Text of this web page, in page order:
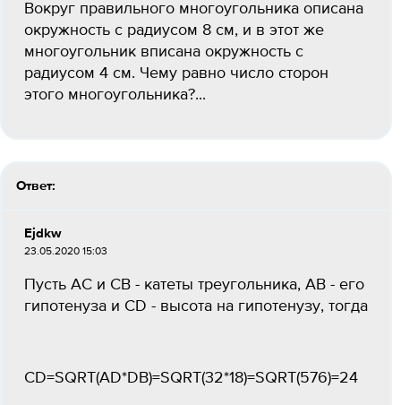
Вокруг правильного многоугольника описана
окружность с радиусом 8 см, и в этот же
многоугольник вписана окружность с
радиусом 4 см. Чему равно число сторон
этого многоугольника?...
Ответ:
Ejdkw
23.05.2020 15:03
Пусть AC и CB - катеты треугольника, AB - его
гипотенуза и CD - высота на гипотенузу, тогда
CD=SQRT(AD*DB)=SQRT(32*18)=SQRT(576)=24